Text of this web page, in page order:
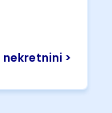
nekretnini >